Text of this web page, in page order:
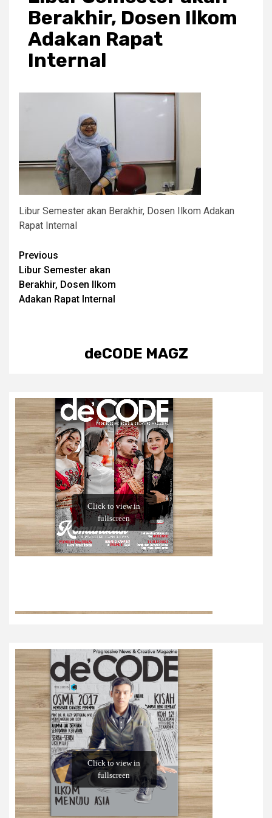
Berakhir, Dosen Ilkom
Adakan Rapat
Internal
Libur Semester akan Berakhir, Dosen Ilkom Adakan
Rapat Internal
Post
navigation
Previous
Libur Semester akan
Berakhir, Dosen Ilkom
Adakan Rapat Internal
deCODE MAGZ